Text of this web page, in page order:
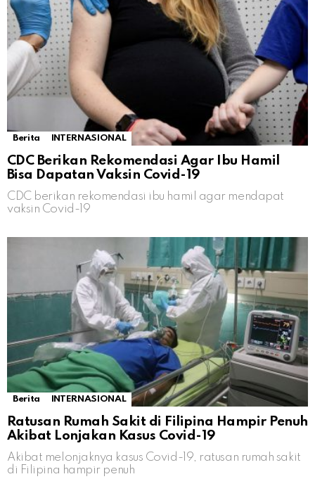
Berita INTERNASIONAL
CDC Berikan Rekomendasi Agar Ibu Hamil
Bisa Dapatan Vaksin Covid-19
CDC berikan rekomendasi ibu hamil agar mendapat
vaksin Covid-19
Berita INTERNASIONAL
Ratusan Rumah Sakit di Filipina Hampir Penuh
Akibat Lonjakan Kasus Covid-19
Akibat melonjaknya kasus Covid-19, ratusan rumah sakit
di Filipina hampir penuh